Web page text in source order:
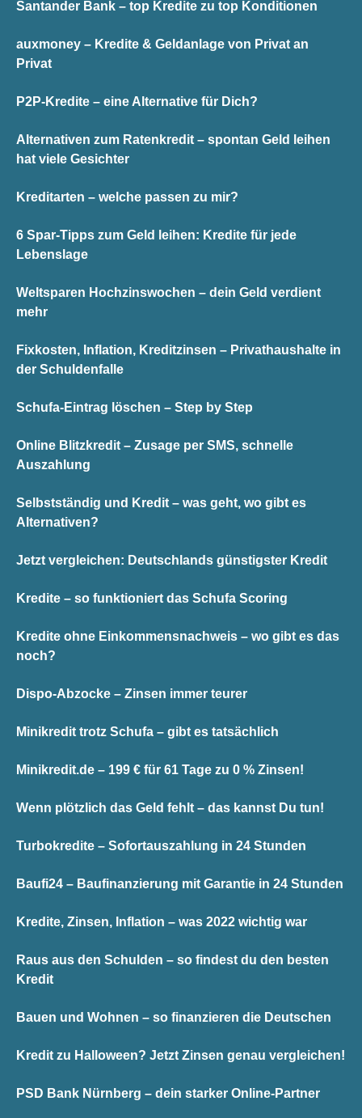
Santander Bank – top Kredite zu top Konditionen
auxmoney – Kredite & Geldanlage von Privat an
Privat
P2P-Kredite – eine Alternative für Dich?
Alternativen zum Ratenkredit – spontan Geld leihen
hat viele Gesichter
Kreditarten – welche passen zu mir?
6 Spar-Tipps zum Geld leihen: Kredite für jede
Lebenslage
Weltsparen Hochzinswochen – dein Geld verdient
mehr
Fixkosten, Inflation, Kreditzinsen – Privathaushalte in
der Schuldenfalle
Schufa-Eintrag löschen – Step by Step
Online Blitzkredit – Zusage per SMS, schnelle
Auszahlung
Selbstständig und Kredit – was geht, wo gibt es
Alternativen?
Jetzt vergleichen: Deutschlands günstigster Kredit
Kredite – so funktioniert das Schufa Scoring
Kredite ohne Einkommensnachweis – wo gibt es das
noch?
Dispo-Abzocke – Zinsen immer teurer
Minikredit trotz Schufa – gibt es tatsächlich
Minikredit.de – 199 € für 61 Tage zu 0 % Zinsen!
Wenn plötzlich das Geld fehlt – das kannst Du tun!
Turbokredite – Sofortauszahlung in 24 Stunden
Baufi24 – Baufinanzierung mit Garantie in 24 Stunden
Kredite, Zinsen, Inflation – was 2022 wichtig war
Raus aus den Schulden – so findest du den besten
Kredit
Bauen und Wohnen – so finanzieren die Deutschen
Kredit zu Halloween? Jetzt Zinsen genau vergleichen!
PSD Bank Nürnberg – dein starker Online-Partner